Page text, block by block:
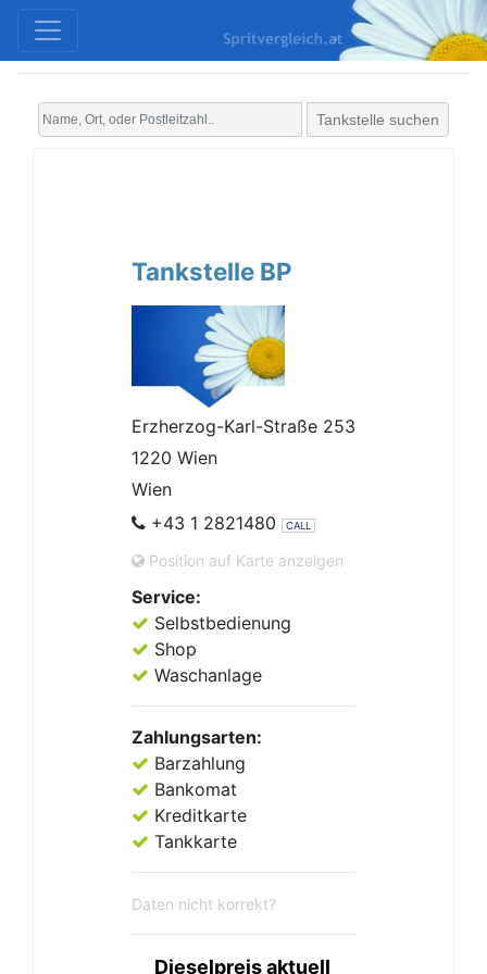
Tankstelle suchen
Tankstelle BP
Erzherzog-Karl-Straße 253
1220 Wien
Wien
+43 1 2821480
CALL
Position auf Karte anzeigen
Service:
Selbstbedienung
Shop
Waschanlage
Zahlungsarten:
Barzahlung
Bankomat
Kreditkarte
Tankkarte
Daten nicht korrekt?
Dieselpreis aktuell